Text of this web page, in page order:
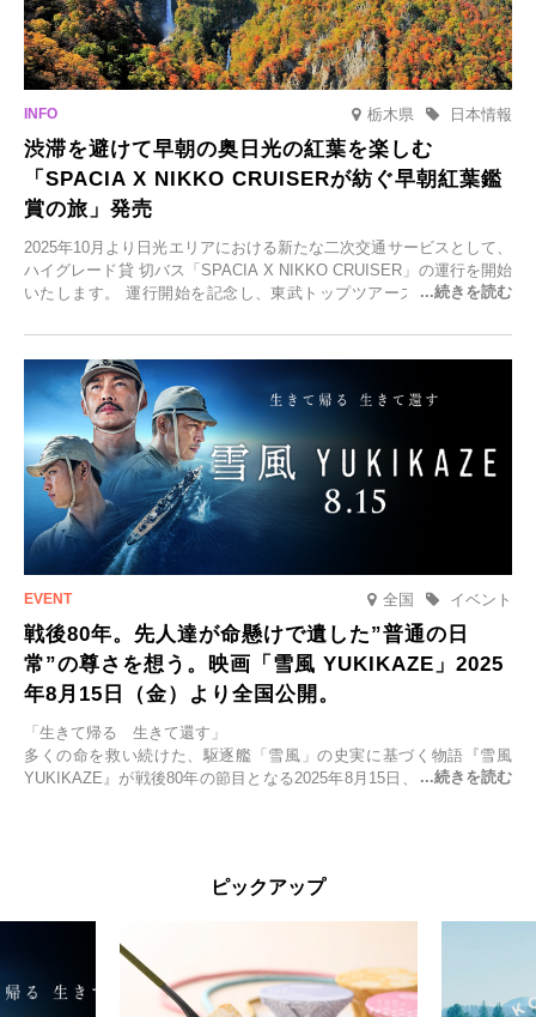
栃木県 日本情報
渋滞を避けて早朝の奥日光の紅葉を楽しむ
「SPACIA X NIKKO CRUISERが紡ぐ早朝紅葉鑑
賞の旅」発売
2025年10月より日光エリアにおける新たな二次交通サービスとして、
ハイグレード貸 切バス「SPACIA X NIKKO CRUISER」の運行を開始
いたします。 運行開始を記念し、東武トップツアーズ株式会社では
2025年9月12日(金)より発売いたします。
全国 イベント
戦後80年。先人達が命懸けで遺した”普通の日
常”の尊さを想う。映画「雪風 YUKIKAZE」2025
年8月15日（金）より全国公開。
「生きて帰る 生きて還す」
多くの命を救い続けた、駆逐艦「雪風」の史実に基づく物語『雪風
YUKIKAZE』が戦後80年の節目となる2025年8月15日、全国公開され
くの仲間の命を救い帰還させ、戦後まで生き抜き「幸運艦」と呼ばれ
主演は「雪風」の艦長・寺澤一利を演じる竹野内豊。先任伍長・早瀬
幸平を玉木宏が演じるほか、奥平大兼、田中麗奈、石丸幹二、益岡徹
ピックアップ